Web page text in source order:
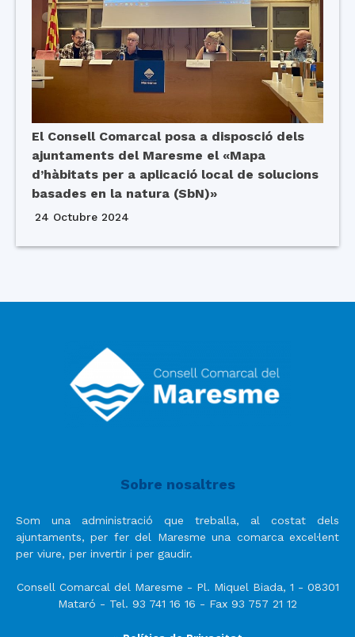
El Consell Comarcal posa a disposció dels
ajuntaments del Maresme el «Mapa
d’hàbitats per a aplicació local de solucions
basades en la natura (SbN)»
24 Octubre 2024
Sobre nosaltres
Som una administració que treballa, al costat dels
ajuntaments, per fer del Maresme una comarca excel·lent
per viure, per invertir i per gaudir.
Consell Comarcal del Maresme - Pl. Miquel Biada, 1 - 08301
Mataró - Tel. 93 741 16 16 - Fax 93 757 21 12